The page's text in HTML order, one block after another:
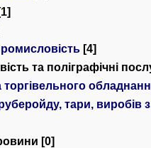
[1]
[4]
та поліграфічні
тари, виробів
[0]